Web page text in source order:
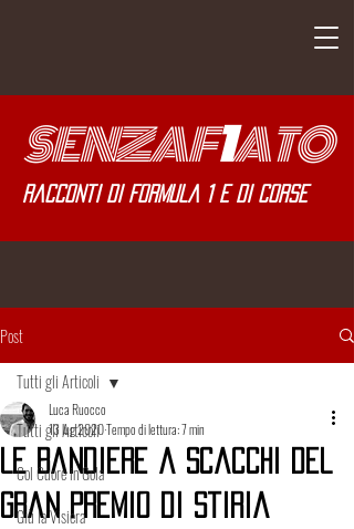
SENZAF1ATO
Racconti di Formula 1 e di corse
Post
Tutti gli Articoli
Col Cuore in Gola
Giù la Visiera
Tutti gli Articoli
Le Bandiere a Scacchi del
Gran Premio di Stiria
Luca Ruocco
13 lug 2020Tempo di lettura: 7 min